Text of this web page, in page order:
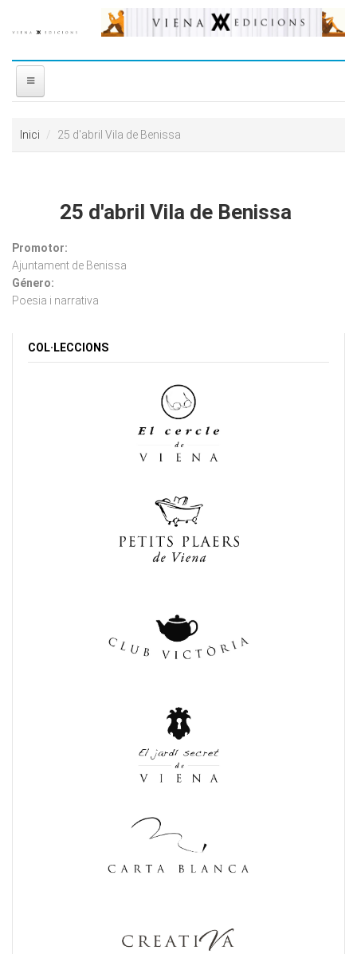
DISTRIBUÏDORA
PREMIS
CONTACTE
Inici 25 d'abril Vila de Benissa
25 d'abril Vila de Benissa
Promotor:
Ajuntament de Benissa
Género:
Poesia i narrativa
COL·LECCIONS